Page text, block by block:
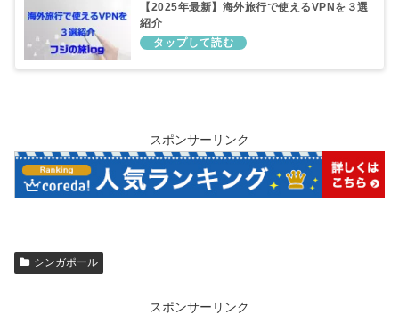
【2025年最新】海外旅行で使えるVPNを３選
紹介
スポンサーリンク
シンガポール
スポンサーリンク